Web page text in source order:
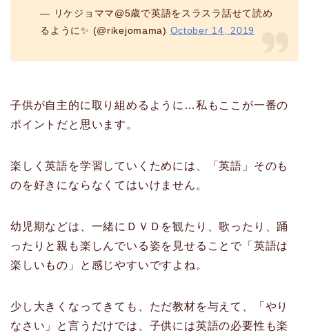
— リケジョママ@5歳で英語をスラスラ話せて読め
るように✨ (@rikejomama) October 14, 2019
子供が自主的に取り組めるように…私もここが一番の
ポイントだと思います。
楽しく英語を学習していくためには、「英語」そのも
のを好きにならなくてはいけません。
幼児期などは、一緒にＤＶＤを観たり、歌ったり、踊
ったりと親も楽しんでいる姿を見せることで「英語は
楽しいもの」と感じやすいですよね。
少し大きくなってきても、ただ教材を与えて、「やり
なさい」と言うだけでは、子供には英語の必要性も楽